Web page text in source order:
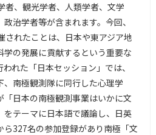
者、観光学者、人類学者、文学
治学者等が含まれます。今回、
されたことは、日本や東アジア地
の発展に貢献するという重要な
れた「日本セッション」では、
南極観測隊に同行した心理学
日本の南極観測事業はいかに文
テーマに日本語で議論し、日英
ら327名の参加登録があり南極「文